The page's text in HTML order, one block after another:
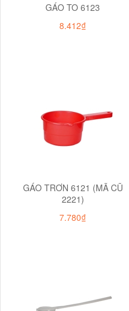
GÁO TO 6123
8.412₫
GÁO TRƠN 6121 (MÃ CŨ
2221)
7.780₫